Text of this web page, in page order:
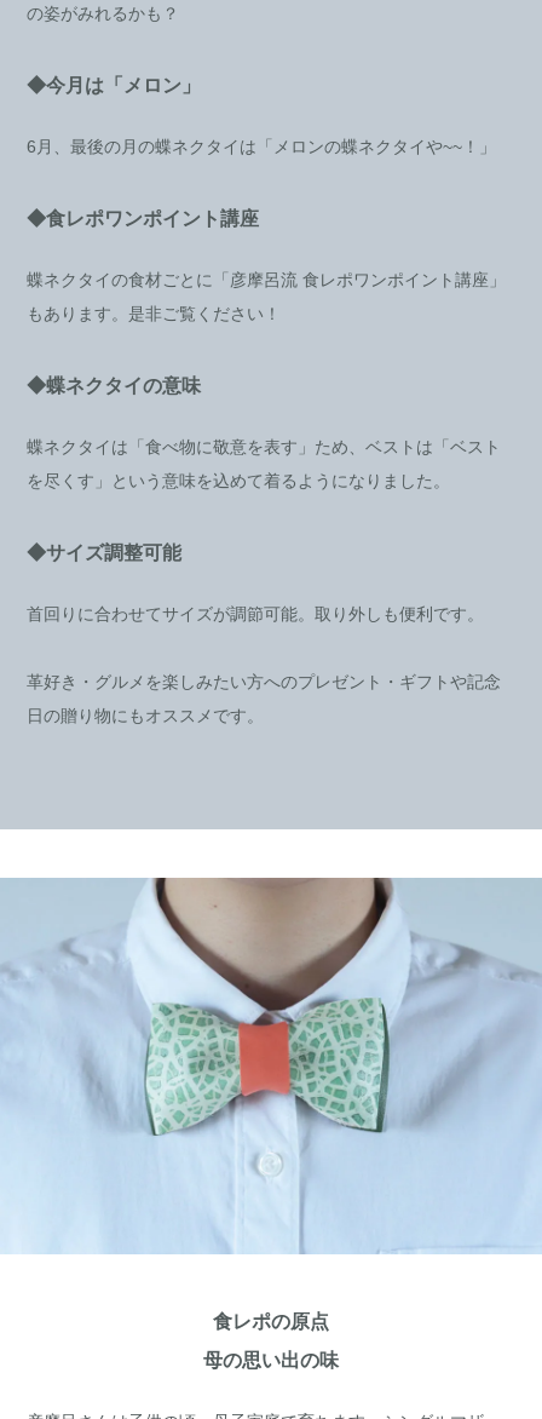
の姿がみれるかも？
◆今月は「メロン」
6月、最後の月の蝶ネクタイは「メロンの蝶ネクタイや~~！」
◆食レポワンポイント講座
蝶ネクタイの食材ごとに「彦摩呂流 食レポワンポイント講座」
もあります。是非ご覧ください！
◆蝶ネクタイの意味
蝶ネクタイは「食べ物に敬意を表す」ため、ベストは「ベスト
を尽くす」という意味を込めて着るようになりました。
◆サイズ調整可能
首回りに合わせてサイズが調節可能。取り外しも便利です。
革好き・グルメを楽しみたい方へのプレゼント・ギフトや記念
日の贈り物にもオススメです。
食レポの原点
母の思い出の味